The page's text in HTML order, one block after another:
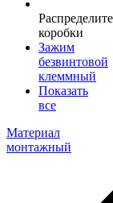
коробки
Зажим
безвинтовой
клеммный
Показать
все
Материал
монтажный